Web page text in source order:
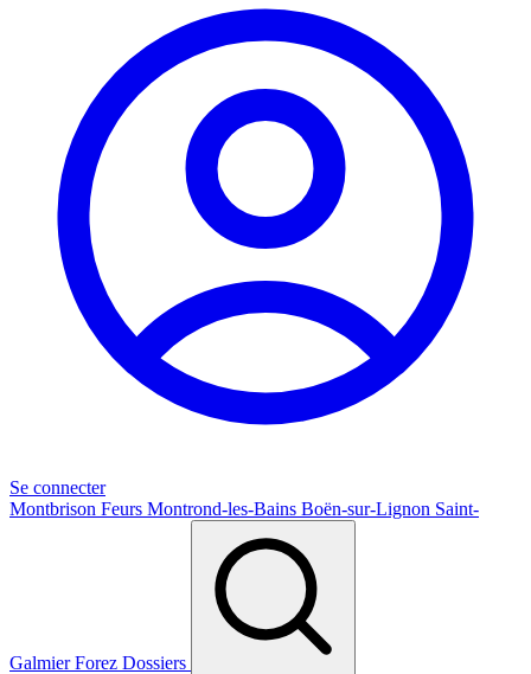
Se connecter
Montbrison Feurs Montrond-les-Bains Boën-sur-Lignon Saint-
GalmierForez Dossiers